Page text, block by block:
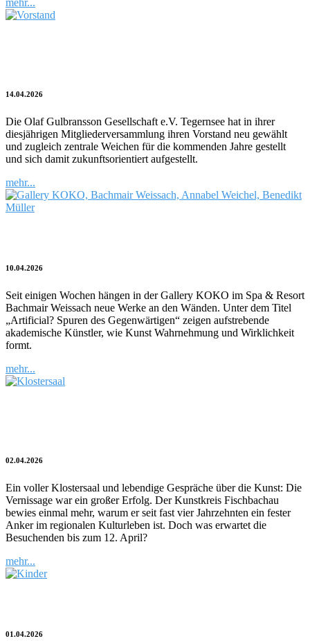
mehr...
14.04.2026
Die Olaf Gulbransson Gesellschaft e.V. Tegernsee hat in ihrer
diesjährigen Mitgliederversammlung ihren Vorstand neu gewählt
und zugleich zentrale Weichen für die kommenden Jahre gestellt
und sich damit zukunftsorientiert aufgestellt.
mehr...
10.04.2026
Seit einigen Wochen hängen in der Gallery KOKO im Spa & Resort
Bachmair Weissach neue Werke an den Wänden. Unter dem Titel
„Artificial? Spuren des Gegenwärtigen“ zeigen aufstrebende
akademische Künstler, wie Kunst Wahrnehmung und Wirklichkeit
formt.
mehr...
02.04.2026
Ein voller Klostersaal und lebendige Gespräche über die Kunst: Die
Vernissage war ein großer Erfolg. Der Kunstkreis Fischbachau
bewies einmal mehr, warum er seit fast vier Jahrzehnten ein fester
Anker im regionalen Kulturleben ist. Doch was erwartet die
Besuchenden bis zum 12. April?
mehr...
01.04.2026